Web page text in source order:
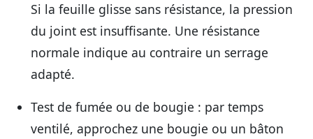
Si la feuille glisse sans résistance, la pression
du joint est insuffisante. Une résistance
normale indique au contraire un serrage
adapté.
Test de fumée ou de bougie : par temps
ventilé, approchez une bougie ou un bâton